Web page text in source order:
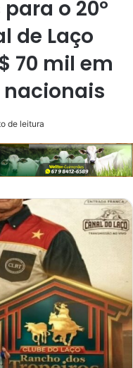
o 20º
de Laço
70 mil em
nacionais
de leitura